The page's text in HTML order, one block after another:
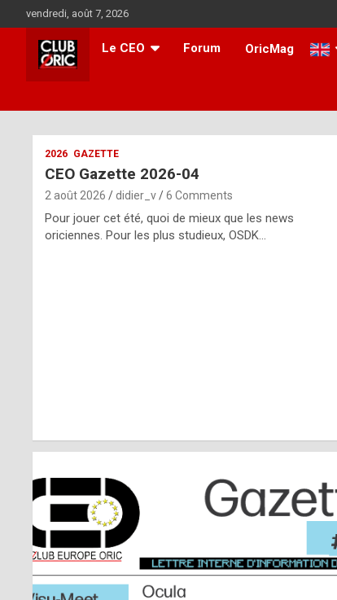
to
content
vendredi, août 7, 2026
Le CEO Forum OricMag
ff
2026 GAZETTE
CEO Gazette 2026-04
2 août 2026 didier_v 6 Comments
Pour jouer cet été, quoi de mieux que les news
oriciennes. Pour les plus studieux, OSDK…